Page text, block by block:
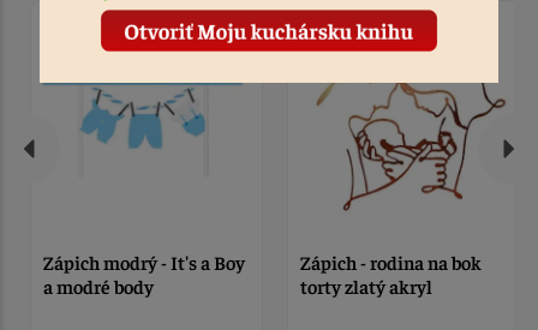
Zápich modrý - It's a Boy
a modré body
Zápich - rodina na bok
torty zlatý akryl